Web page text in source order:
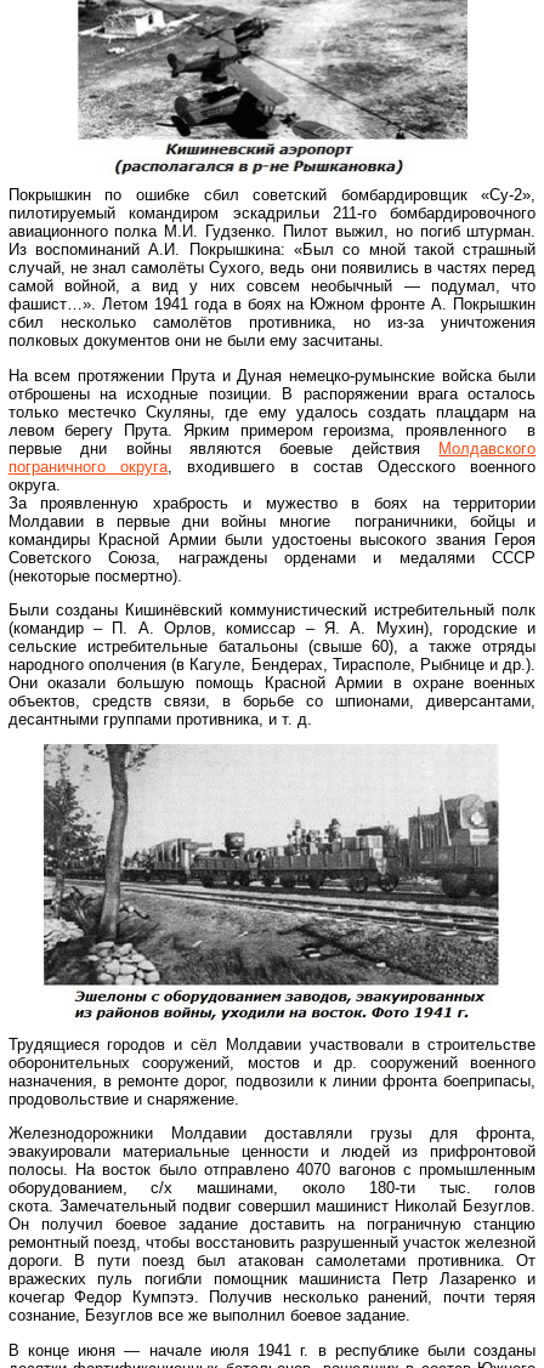
Покрышкин по ошибке сбил советский бомбардировщик «Су-2»,
пилотируемый командиром эскадрильи 211-го бомбардировочного
авиационного полка М.И. Гудзенко. Пилот выжил, но погиб штурман.
Из воспоминаний А.И. Покрышкина: «Был со мной такой страшный
случай, не знал самолёты Сухого, ведь они появились в частях перед
самой войной, а вид у них совсем необычный — подумал, что
фашист…». Летом 1941 года в боях на Южном фронте А. Покрышкин
сбил несколько самолётов противника, но из-за уничтожения
полковых документов они не были ему засчитаны.
На всем протяжении Прута и Дуная немецко-румынские войска были
отброшены на исходные позиции. В распоряжении врага осталось
только местечко Скуляны, где ему удалось создать плацдарм на
левом берегу Прута. Ярким примером героизма, проявленного в
первые дни войны являются боевые действия Молдавского
пограничного округа, входившего в состав Одесского военного
округа.
За проявленную храбрость и мужество в боях на территории
Молдавии в первые дни войны многие пограничники, бойцы и
командиры Красной Армии были удостоены высокого звания Героя
Советского Союза, награждены орденами и медалями СССР
(некоторые посмертно).
Были созданы Кишинёвский коммунистический истребительный полк
(командир – П. А. Орлов, комиссар – Я. А. Мухин), городские и
сельские истребительные батальоны (свыше 60), а также отряды
народного ополчения (в Кагуле, Бендерах, Тирасполе, Рыбнице и др.).
Они оказали большую помощь Красной Армии в охране военных
объектов, средств связи, в борьбе со шпионами, диверсантами,
десантными группами противника, и т. д.
Трудящиеся городов и сёл Молдавии участвовали в строительстве
оборонительных сооружений, мостов и др. сооружений военного
назначения, в ремонте дорог, подвозили к линии фронта боеприпасы,
продовольствие и снаряжение.
Железнодорожники Молдавии доставляли грузы для фронта,
эвакуировали материальные ценности и людей из прифронтовой
полосы. На восток было отправлено 4070 вагонов с промышленным
оборудованием, с/х машинами, около 180-ти тыс. голов
скота. Замечательный подвиг совершил машинист Николай Безуглов.
Он получил боевое задание доставить на пограничную станцию
ремонтный поезд, чтобы восстановить разрушенный участок железной
дороги. В пути поезд был атакован самолетами противника. От
вражеских пуль погибли помощник машиниста Петр Лазаренко и
кочегар Федор Кумпэтэ. Получив несколько ранений, почти теряя
сознание, Безуглов все же выполнил боевое задание.
В конце июня — начале июля 1941 г. в республике были созданы